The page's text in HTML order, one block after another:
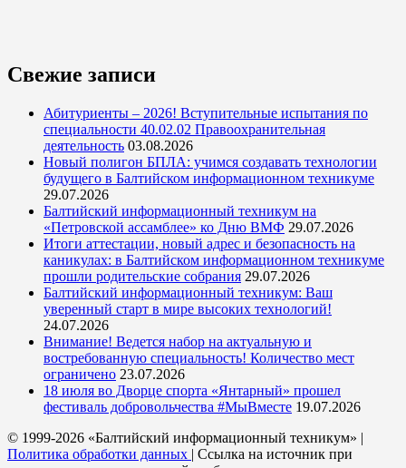
Свежие записи
Абитуриенты – 2026! Вступительные испытания по
специальности 40.02.02 Правоохранительная
деятельность 03.08.2026
Новый полигон БПЛА: учимся создавать технологии
будущего в Балтийском информационном техникуме
29.07.2026
Балтийский информационный техникум на
«Петровской ассамблее» ко Дню ВМФ 29.07.2026
Итоги аттестации, новый адрес и безопасность на
каникулах: в Балтийском информационном техникуме
прошли родительские собрания 29.07.2026
Балтийский информационный техникум: Ваш
уверенный старт в мире высоких технологий!
24.07.2026
Внимание! Ведется набор на актуальную и
востребованную специальность! Количество мест
ограничено 23.07.2026
18 июля во Дворце спорта «Янтарный» прошел
фестиваль добровольчества #МыВместе 19.07.2026
© 1999-2026 «Балтийский информационный техникум» |
Политика обработки данных | Ссылка на источник при